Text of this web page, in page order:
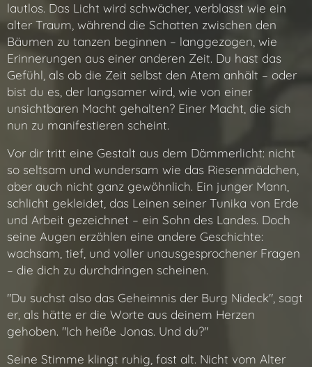
lautlos. Das Licht wird schwächer, verblasst wie ein
alter Traum, während die Schatten zwischen den
Bäumen zu tanzen beginnen – langgezogen, wie
Erinnerungen aus einer anderen Zeit. Du hast das
Gefühl, als ob die Zeit selbst den Atem anhält – oder
bist du es, der langsamer wird, wie von einer
unsichtbaren Macht gehalten? Einer Macht, die sich
nun zu manifestieren scheint.
Vor dir tritt eine Gestalt aus dem Dämmerlicht: nicht
so seltsam und wundersam wie das Riesenmädchen,
aber auch nicht ganz gewöhnlich. Ein junger Mann,
schlicht gekleidet, das Leinen seiner Tunika von Erde
und Arbeit gezeichnet – ein Sohn des Landes. Doch
seine Augen erzählen eine andere Geschichte:
wachsam, tief, und voller unausgesprochener Fragen
– die dich zu durchdringen scheinen.
"Du suchst also das Geheimnis der Burg Nideck", sagt
er, als hätte er die Worte aus deinem Herzen
gehoben. "Ich heiße Jonas. Und du?"
Seine Stimme klingt ruhig, fast alt. Nicht vom Alter